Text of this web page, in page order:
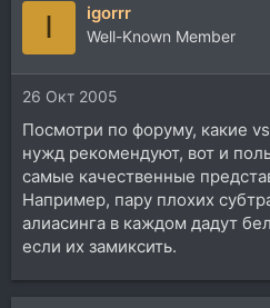
I igorrr
Well-Known Member
26 Окт 2005
Посмотри по форуму, какие
нужд рекомендуют, вот и
самые качественные
Например, пару плохих
алиасинга в каждом дадут
если их замиксить.